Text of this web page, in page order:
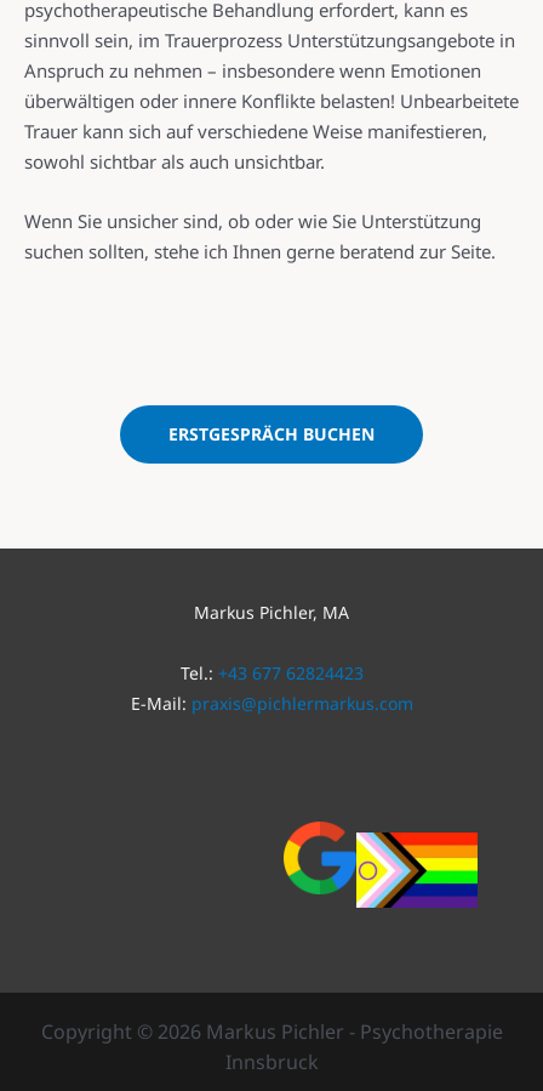
psychotherapeutische Behandlung erfordert, kann es
sinnvoll sein, im Trauerprozess Unterstützungsangebote in
Anspruch zu nehmen – insbesondere wenn Emotionen
überwältigen oder innere Konflikte belasten! Unbearbeitete
Trauer kann sich auf verschiedene Weise manifestieren,
sowohl sichtbar als auch unsichtbar.
Wenn Sie unsicher sind, ob oder wie Sie Unterstützung
suchen sollten, stehe ich Ihnen gerne beratend zur Seite.
ERSTGESPRÄCH BUCHEN
Markus Pichler, MA
Tel.: +43 677 62824423
E-Mail: praxis@pichlermarkus.com
Copyright © 2026 Markus Pichler - Psychotherapie
Innsbruck